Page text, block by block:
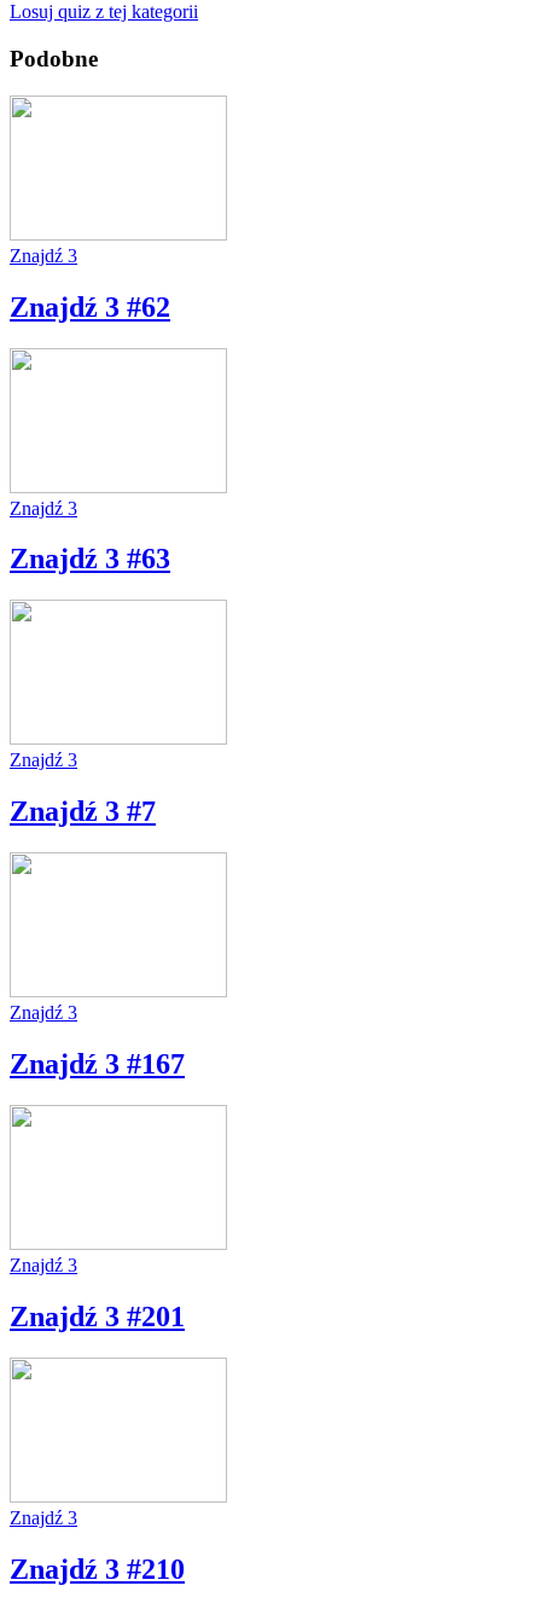
Losuj quiz z tej kategorii
Podobne
Znajdź 3
Znajdź 3 #62
Znajdź 3
Znajdź 3 #63
Znajdź 3
Znajdź 3 #7
Znajdź 3
Znajdź 3 #167
Znajdź 3
Znajdź 3 #201
Znajdź 3
Znajdź 3 #210